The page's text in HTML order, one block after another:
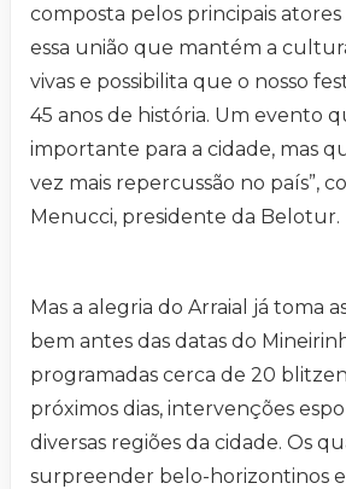
composta pelos principais
essa união que mantém a
vivas e possibilita que o nosso
45 anos de história. Um evento
importante para a cidade, mas
vez mais repercussão no país”,
Menucci, presidente da Belotur.
Mas a alegria do Arraial já toma
bem antes das datas do
programadas cerca de 20
próximos dias, intervenções
diversas regiões da cidade. Os
surpreender belo-horizontinos